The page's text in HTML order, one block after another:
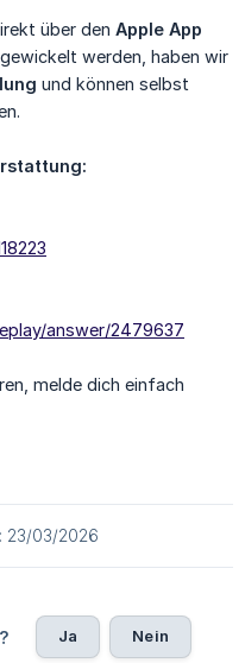
über den Apple App
werden, haben wir
und können selbst
answer/2479637
melde dich einfach
23/03/2026
Ja Nein